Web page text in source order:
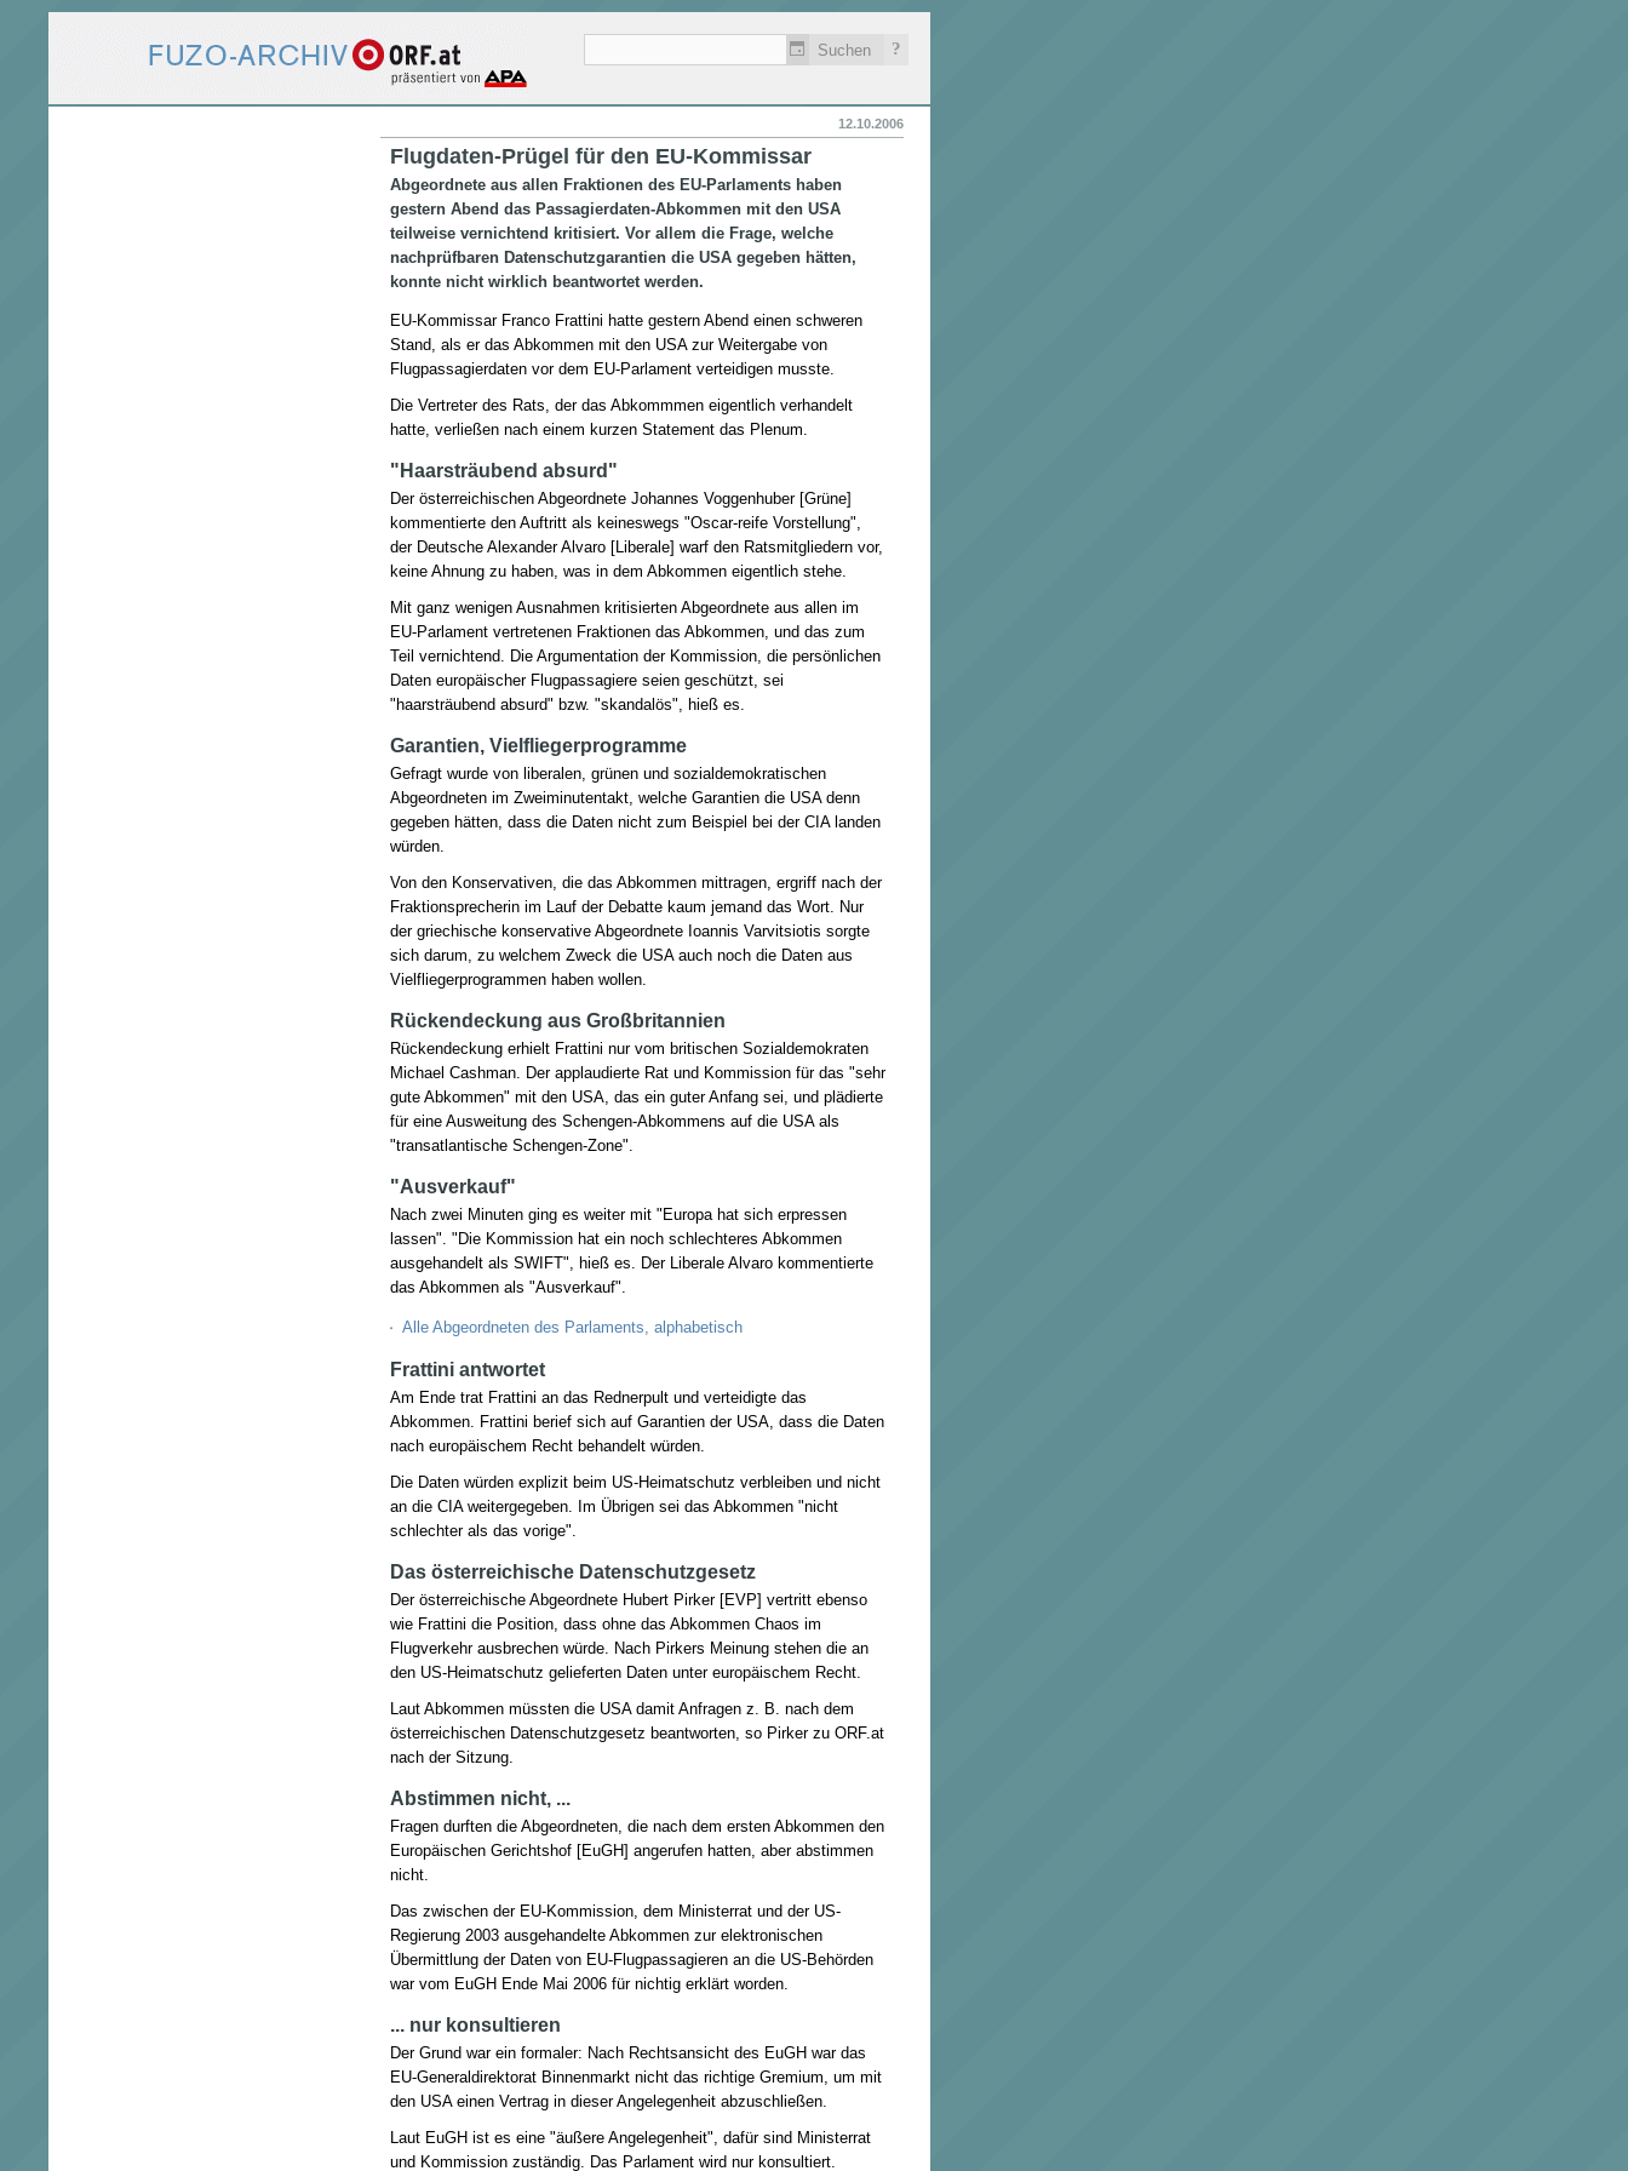
?
Flugdaten-Prügel für den EU-Kommissar
12.10.2006
Abgeordnete aus allen Fraktionen des EU-Parlaments haben
gestern Abend das Passagierdaten-Abkommen mit den USA
teilweise vernichtend kritisiert. Vor allem die Frage, welche
nachprüfbaren Datenschutzgarantien die USA gegeben hätten,
konnte nicht wirklich beantwortet werden.
EU-Kommissar Franco Frattini hatte gestern Abend einen schweren
Stand, als er das Abkommen mit den USA zur Weitergabe von
Flugpassagierdaten vor dem EU-Parlament verteidigen musste.
Die Vertreter des Rats, der das Abkommmen eigentlich verhandelt
hatte, verließen nach einem kurzen Statement das Plenum.
"Haarsträubend absurd"
Der österreichischen Abgeordnete Johannes Voggenhuber [Grüne]
kommentierte den Auftritt als keineswegs "Oscar-reife Vorstellung",
der Deutsche Alexander Alvaro [Liberale] warf den Ratsmitgliedern vor,
keine Ahnung zu haben, was in dem Abkommen eigentlich stehe.
Mit ganz wenigen Ausnahmen kritisierten Abgeordnete aus allen im
EU-Parlament vertretenen Fraktionen das Abkommen, und das zum
Teil vernichtend. Die Argumentation der Kommission, die persönlichen
Daten europäischer Flugpassagiere seien geschützt, sei
"haarsträubend absurd" bzw. "skandalös", hieß es.
Garantien, Vielfliegerprogramme
Gefragt wurde von liberalen, grünen und sozialdemokratischen
Abgeordneten im Zweiminutentakt, welche Garantien die USA denn
gegeben hätten, dass die Daten nicht zum Beispiel bei der CIA landen
würden.
Von den Konservativen, die das Abkommen mittragen, ergriff nach der
Fraktionsprecherin im Lauf der Debatte kaum jemand das Wort. Nur
der griechische konservative Abgeordnete Ioannis Varvitsiotis sorgte
sich darum, zu welchem Zweck die USA auch noch die Daten aus
Vielfliegerprogrammen haben wollen.
Rückendeckung aus Großbritannien
Rückendeckung erhielt Frattini nur vom britischen Sozialdemokraten
Michael Cashman. Der applaudierte Rat und Kommission für das "sehr
gute Abkommen" mit den USA, das ein guter Anfang sei, und plädierte
für eine Ausweitung des Schengen-Abkommens auf die USA als
"transatlantische Schengen-Zone".
"Ausverkauf"
Nach zwei Minuten ging es weiter mit "Europa hat sich erpressen
lassen". "Die Kommission hat ein noch schlechteres Abkommen
ausgehandelt als SWIFT", hieß es. Der Liberale Alvaro kommentierte
das Abkommen als "Ausverkauf".
Alle Abgeordneten des Parlaments, alphabetisch
Frattini antwortet
Am Ende trat Frattini an das Rednerpult und verteidigte das
Abkommen. Frattini berief sich auf Garantien der USA, dass die Daten
nach europäischem Recht behandelt würden.
Die Daten würden explizit beim US-Heimatschutz verbleiben und nicht
an die CIA weitergegeben. Im Übrigen sei das Abkommen "nicht
schlechter als das vorige".
Das österreichische Datenschutzgesetz
Der österreichische Abgeordnete Hubert Pirker [EVP] vertritt ebenso
wie Frattini die Position, dass ohne das Abkommen Chaos im
Flugverkehr ausbrechen würde. Nach Pirkers Meinung stehen die an
den US-Heimatschutz gelieferten Daten unter europäischem Recht.
Laut Abkommen müssten die USA damit Anfragen z. B. nach dem
österreichischen Datenschutzgesetz beantworten, so Pirker zu ORF.at
nach der Sitzung.
Abstimmen nicht, ...
Fragen durften die Abgeordneten, die nach dem ersten Abkommen den
Europäischen Gerichtshof [EuGH] angerufen hatten, aber abstimmen
nicht.
Das zwischen der EU-Kommission, dem Ministerrat und der US-
Regierung 2003 ausgehandelte Abkommen zur elektronischen
Übermittlung der Daten von EU-Flugpassagieren an die US-Behörden
war vom EuGH Ende Mai 2006 für nichtig erklärt worden.
... nur konsultieren
Der Grund war ein formaler: Nach Rechtsansicht des EuGH war das
EU-Generaldirektorat Binnenmarkt nicht das richtige Gremium, um mit
den USA einen Vertrag in dieser Angelegenheit abzuschließen.
Laut EuGH ist es eine "äußere Angelegenheit", dafür sind Ministerrat
und Kommission zuständig. Das Parlament wird nur konsultiert.